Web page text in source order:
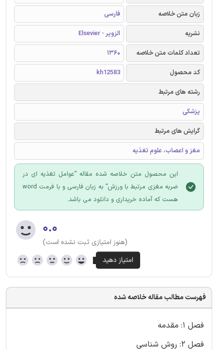
زبان متن خلاصه
فارسی
نشریه
الزویر - Elsevier
تعداد کلمات متن خلاصه
1360
کد محصول
kh12583
رشته های مرتبط
پزشکی
گرایش های مرتبط
مغز و اعصاب، علوم تغذیه
این محصول متن خلاصه شده مقاله "عوامل تغذیه ای در
ضربه مغزی مرتبط با ورزش" به زبان فارسی و با فرمت word
هست که آماده خریداری و دانلود می باشد.
۰.۰
(هنوز امتیازی ثبت نشده است)
فهرست مطالب مقاله خلاصه شده
فصل 1: مقدمه
فصل 2: روش شناسی